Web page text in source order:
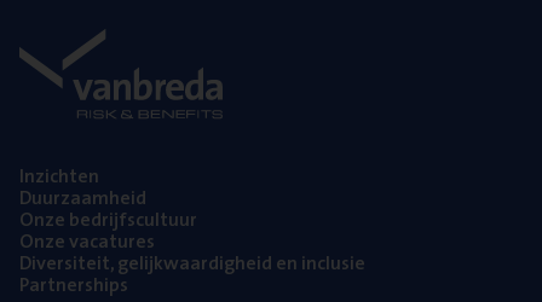
Inzich­ten
Duur­zaam­heid
Onze bedrijfs­cul­tuur
Onze vaca­tu­res
Diver­si­teit, gelijk­waar­dig­heid en inclusie
Part­ner­ships